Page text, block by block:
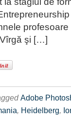
profesoare
şi […]
Adobe
, Heidelberg,